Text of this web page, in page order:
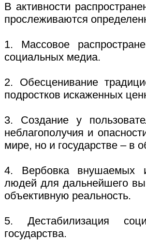
В активности
прослеживаются
1. Массовое
социальных медиа.
2. Обесценивание
подростков искаженных
3. Создание у
неблагополучия и
мире, но и государстве – в
4. Вербовка внушаемых
людей для дальнейшего
объективную реальность.
5. Дестабилизация
государства.